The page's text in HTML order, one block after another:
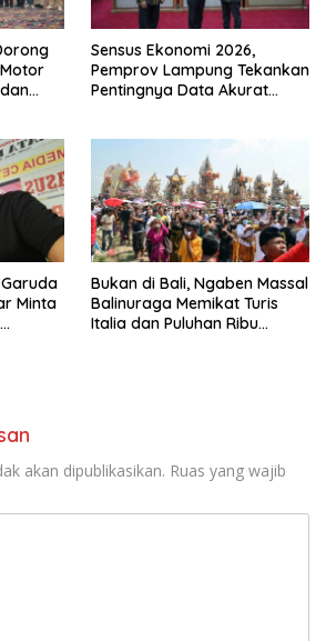
Sensus Ekonomi 2026,
Pemprov Lampung Tekankan
Pentingnya Data Akurat
Garuda
Minta
Bukan di Bali, Ngaben Massal
Balinuraga Memikat Turis
Italia dan Puluhan Ribu
akan dipublikasikan. Ruas yang wajib